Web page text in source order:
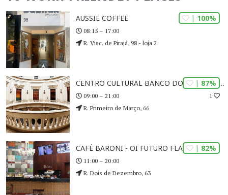
| 100%
AUSSIE COFFEE
08:15 – 17:00
R. Visc. de Pirajá, 98 - loja 2
| 87%
1
CENTRO CULTURAL BANCO DO BRASIL (CCBB)
09:00 – 21:00
R. Primeiro de Março, 66
| 82%
CAFÉ BARONI - OI FUTURO FLAMENGO
11:00 – 20:00
R. Dois de Dezembro, 63